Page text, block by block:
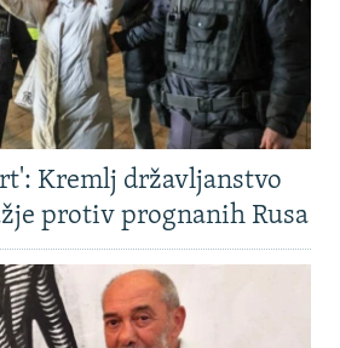
Kremlj državljanstvo
protiv prognanih Rusa